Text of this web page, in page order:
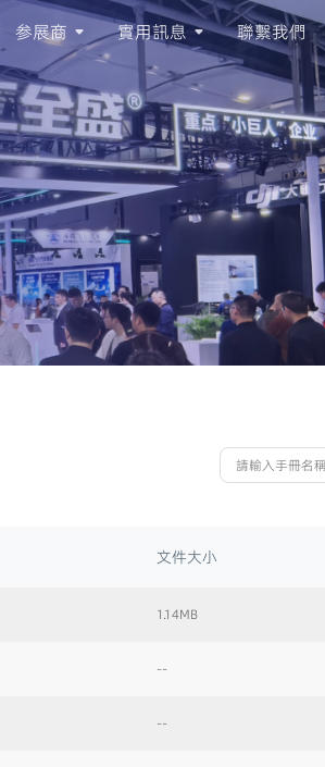
参展商 實用訊息 聯繫我們
文件大小
1.14MB
--
--